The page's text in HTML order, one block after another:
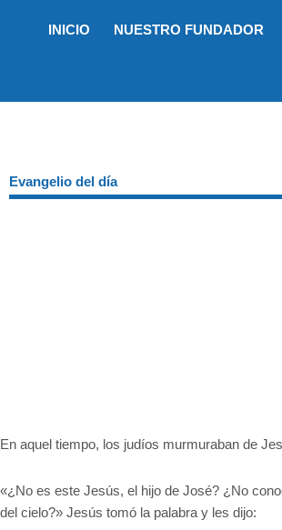
INICIO NUESTRO FUNDADOR
Evangelio del día
En aquel tiempo, los judíos murmuraban de
«¿No es este Jesús, el hijo de José? ¿No
del cielo?» Jesús tomó la palabra y les dijo: